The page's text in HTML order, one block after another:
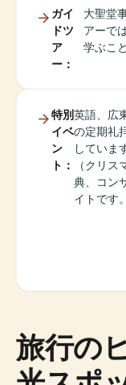
ガイ
ドツ
ア
ー：
大聖堂
アーで
学ぶこ
特別
イベ
ン
ト：
英語、広
の定期礼
していま
（クリ
典、コン
イトです
旅行の